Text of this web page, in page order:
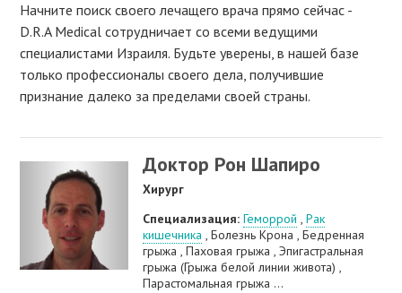
Начните поиск своего лечащего врача прямо сейчас -
D.R.A Medical сотрудничает со всеми ведущими
специалистами Израиля. Будьте уверены, в нашей базе
только профессионалы своего дела, получившие
признание далеко за пределами своей страны.
Доктор Рон Шапиро
Хирург
Специализация:Геморрой ,Рак
кишечника , Болезнь Крона , Бедренная
грыжа , Паховая грыжа , Эпигастральная
грыжа (Грыжа белой линии живота) ,
Парастомальная грыжа ...